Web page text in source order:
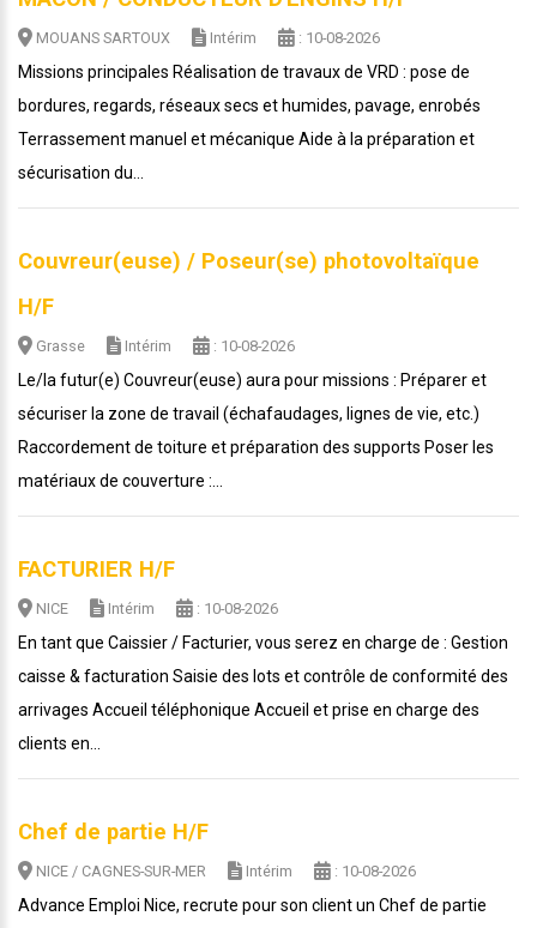
MOUANS SARTOUX Intérim : 10-08-2026
Missions principales Réalisation de travaux de VRD : pose de
bordures, regards, réseaux secs et humides, pavage, enrobés
Terrassement manuel et mécanique Aide à la préparation et
sécurisation du...
Couvreur(euse) / Poseur(se) photovoltaïque
H/F
Grasse Intérim : 10-08-2026
Le/la futur(e) Couvreur(euse) aura pour missions : Préparer et
sécuriser la zone de travail (échafaudages, lignes de vie, etc.)
Raccordement de toiture et préparation des supports Poser les
matériaux de couverture :...
FACTURIER H/F
NICE Intérim : 10-08-2026
En tant que Caissier / Facturier, vous serez en charge de : Gestion
caisse & facturation Saisie des lots et contrôle de conformité des
arrivages Accueil téléphonique Accueil et prise en charge des
clients en...
Chef de partie H/F
NICE / CAGNES-SUR-MER Intérim : 10-08-2026
Advance Emploi Nice, recrute pour son client un Chef de partie